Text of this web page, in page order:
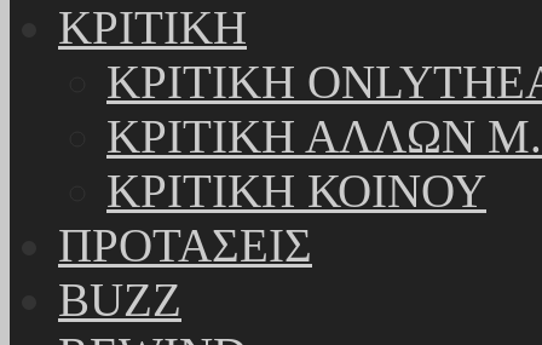
ΚΡΙΤΙΚΗ
ΚΡΙΤΙΚΗ
ΚΡΙΤΙΚΗ ΑΛΛΩΝ
ΚΡΙΤΙΚΗ ΚΟΙΝΟΥ
ΠΡΟΤΑΣΕΙΣ
BUZZ